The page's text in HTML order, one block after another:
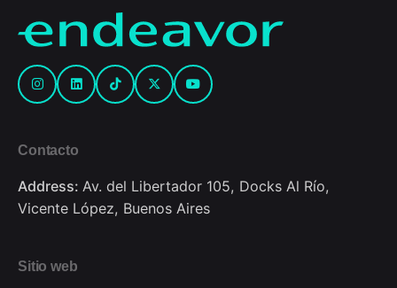
Contacto
Address: Av. del Libertador 105, Docks Al Río,
Vicente López, Buenos Aires
Sitio web